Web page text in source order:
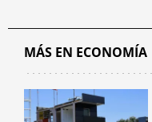
MÁS EN ECONOMÍA